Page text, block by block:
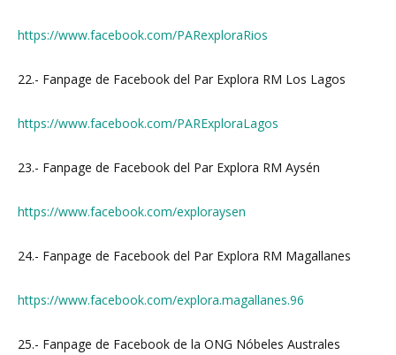
https://www.facebook.com/PARexploraRios
22.- Fanpage de Facebook del Par Explora RM Los Lagos
https://www.facebook.com/PARExploraLagos
23.- Fanpage de Facebook del Par Explora RM Aysén
https://www.facebook.com/exploraysen
24.- Fanpage de Facebook del Par Explora RM Magallanes
https://www.facebook.com/explora.magallanes.96
25.- Fanpage de Facebook de la ONG Nóbeles Australes